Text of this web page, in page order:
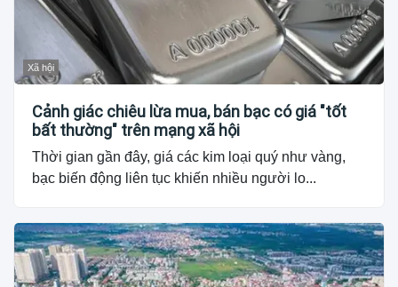
Xã hội
Cảnh giác chiêu lừa mua, bán bạc có giá "tốt
bất thường" trên mạng xã hội
Thời gian gần đây, giá các kim loại quý như vàng,
bạc biến động liên tục khiến nhiều người lo...